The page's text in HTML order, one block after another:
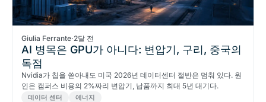
Giulia Ferrante·2달 전
AI 병목은 GPU가 아니다: 변압기, 구리, 중국의
독점
Nvidia가 칩을 쏟아내도 미국 2026년 데이터센터 절반은 멈춰 있다. 원
인은 캠퍼스 비용의 2%짜리 변압기, 납품까지 최대 5년 대기다.
데이터 센터 에너지